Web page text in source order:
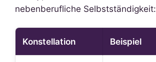
nebenberufliche Selbstständigkeit:
Konstellation Beispiel